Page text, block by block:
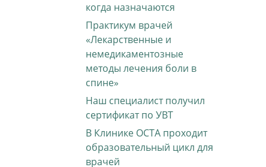
когда назначаются
Практикум врачей
«Лекарственные и
немедикаментозные
методы лечения боли в
спине»
Наш специалист получил
сертификат по УВТ
В Клинике ОСТА проходит
образовательный цикл для
врачей